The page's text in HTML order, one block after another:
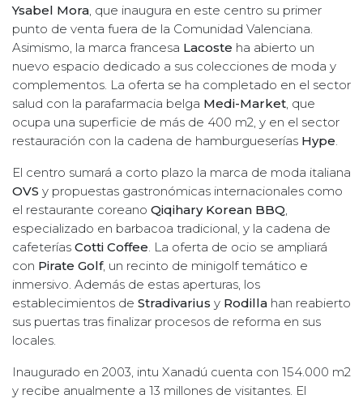
Ysabel Mora , que inaugura en este centro su primer
punto de venta fuera de la Comunidad Valenciana.
Asimismo, la marca francesa Lacoste ha abierto un
nuevo espacio dedicado a sus colecciones de moda y
complementos. La oferta se ha completado en el sector
salud con la parafarmacia belga Medi-Market , que
ocupa una superficie de más de 400 m2, y en el sector
restauración con la cadena de hamburgueserías Hype
El centro sumará a corto plazo la marca de moda italiana
OVS y propuestas gastronómicas internacionales como
el restaurante coreano Qiqihary Korean BBQ
especializado en barbacoa tradicional, y la cadena de
cafeterías Cotti Coffee . La oferta de ocio se ampliará
con Pirate Golf, un recinto de minigolf temático e
inmersivo. Además de estas aperturas, los
establecimientos de Stradivarius y Rodilla han reabierto
sus puertas tras finalizar procesos de reforma en sus
locales.
Inaugurado en 2003, intu Xanadú cuenta con 154.000 m2
y recibe anualmente a 13 millones de visitantes. El